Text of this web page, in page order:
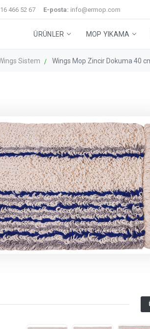
466 52 67 E-posta: info@ermop.com
ÜRÜNLER MOP YIKAMA
Sistem Wings Mop Zincir Dokuma 40